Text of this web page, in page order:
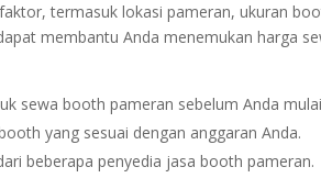
termasuk lokasi pameran, ukuran
membantu Anda menemukan harga
sewa booth pameran sebelum Anda mulai
yang sesuai dengan anggaran Anda.
beberapa penyedia jasa booth pameran.